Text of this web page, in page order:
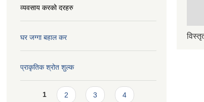
व्यवसाय करको दरहरु
घर जग्गा बहाल कर
प्राकृतिक श्रोत शुल्क
Pages
1 2 3 4